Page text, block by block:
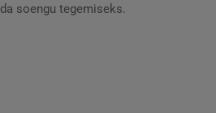
soengu tegemiseks.